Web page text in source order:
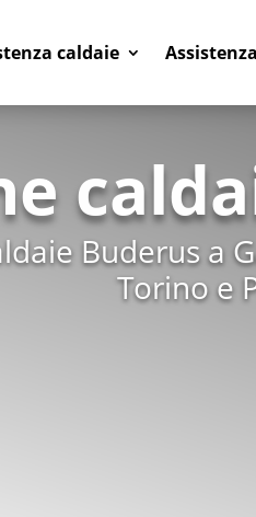
caldaie
Buderus a
Torino e